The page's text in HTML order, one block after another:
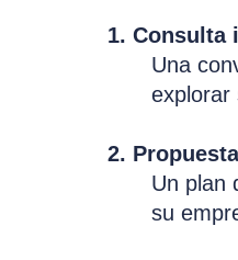
1. Consulta
Una
explorar
2.
Un plan
su